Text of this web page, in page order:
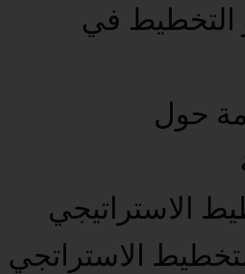
التخطيط في
حول
الاستراتيجي
الاستراتجي